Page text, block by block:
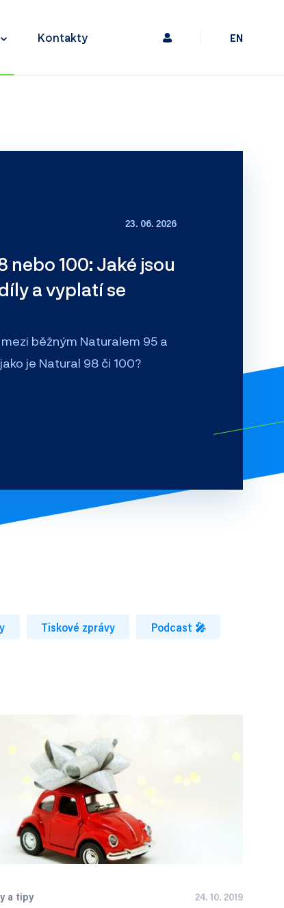
Kontakty EN
23. 06. 2026
nebo 100: Jaké jsou
a vyplatí se
běžným Naturalem 95 a
je Natural 98 či 100?
Tiskové zprávy Podcast 🎤
a tipy 24. 10. 2019